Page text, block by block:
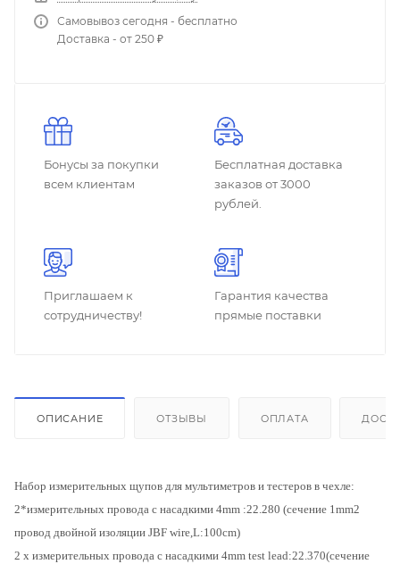
Самовывоз сегодня - бесплатно
Доставка - от 250 ₽
Бонусы за покупки
всем клиентам
Бесплатная доставка
заказов от 3000
рублей.
Приглашаем к
сотрудничеству!
Гарантия качества
прямые поставки
ОПИСАНИЕ ОТЗЫВЫ ОПЛАТА
Набор измерительных щупов для мультиметров и тестеров в чехле:
2*измерительных провода с насадкими 4mm :22.280 (сечение 1mm2
провод двойной изоляции JBF wire,L:100cm)
2 x измерительных провода с насадкими 4mm test lead:22.370(сечение